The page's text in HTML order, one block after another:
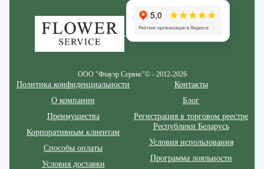
ООО "Флауэр Сервис"© - 2012-2026
Политика конфиденциальности
О компании
Преимущества
Корпоративным клиентам
Способы оплаты
Условия доставки
Контакты
Блог
Регистрация в торговом реестре
Республики Беларусь
Условия использования
Программа лояльности